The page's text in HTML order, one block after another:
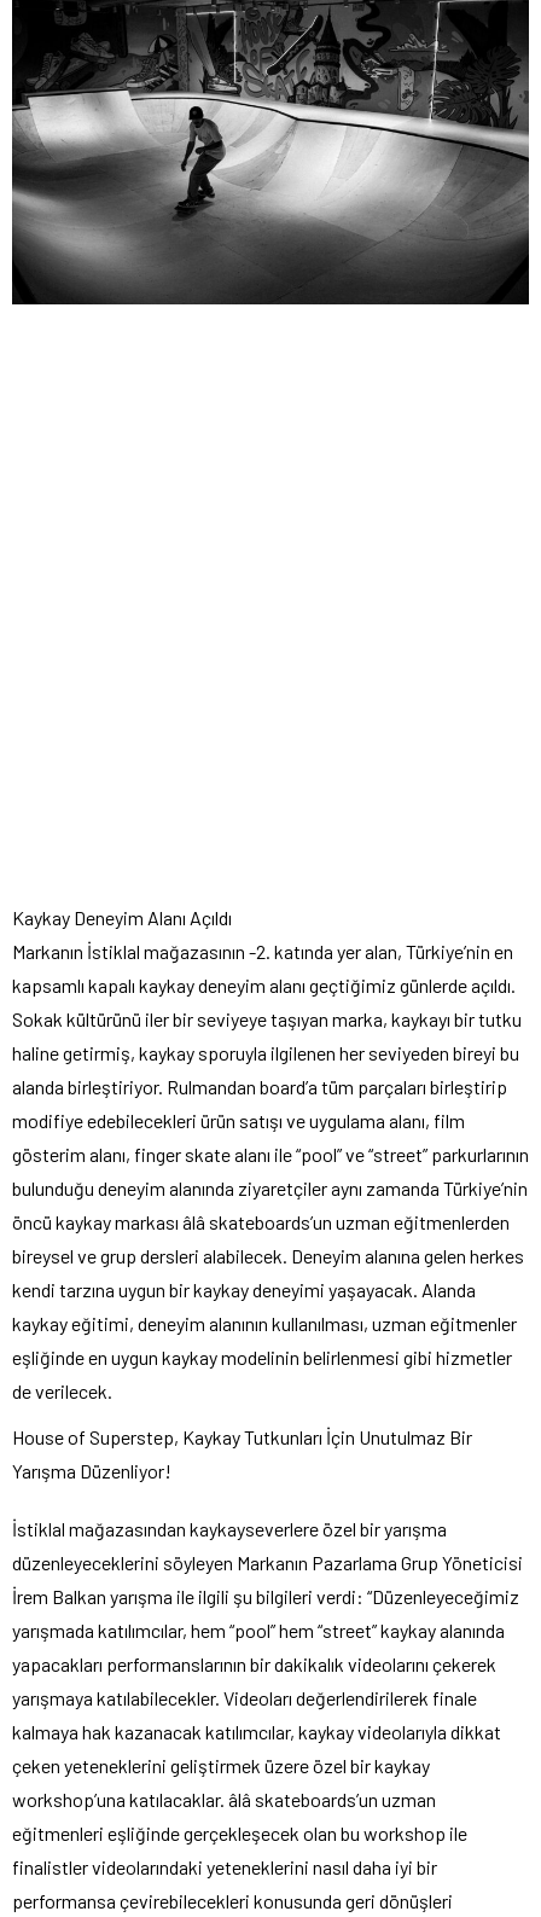
Kaykay Deneyim Alanı Açıldı
Markanın İstiklal mağazasının -2. katında yer alan, Türkiye’nin en
kapsamlı kapalı kaykay deneyim alanı geçtiğimiz günlerde açıldı.
Sokak kültürünü iler bir seviyeye taşıyan marka, kaykayı bir tutku
haline getirmiş, kaykay sporuyla ilgilenen her seviyeden bireyi bu
alanda birleştiriyor. Rulmandan board’a tüm parçaları birleştirip
modifiye edebilecekleri ürün satışı ve uygulama alanı, film
gösterim alanı, finger skate alanı ile “pool” ve “street” parkurlarının
bulunduğu deneyim alanında ziyaretçiler aynı zamanda Türkiye’nin
öncü kaykay markası âlâ skateboards’un uzman eğitmenlerden
bireysel ve grup dersleri alabilecek. Deneyim alanına gelen herkes
kendi tarzına uygun bir kaykay deneyimi yaşayacak. Alanda
kaykay eğitimi, deneyim alanının kullanılması, uzman eğitmenler
eşliğinde en uygun kaykay modelinin belirlenmesi gibi hizmetler
de verilecek.
House of Superstep, Kaykay Tutkunları İçin Unutulmaz Bir
Yarışma Düzenliyor!
İstiklal mağazasından kaykayseverlere özel bir yarışma
düzenleyeceklerini söyleyen Markanın Pazarlama Grup Yöneticisi
İrem Balkan yarışma ile ilgili şu bilgileri verdi: “Düzenleyeceğimiz
yarışmada katılımcılar, hem “pool” hem “street” kaykay alanında
yapacakları performanslarının bir dakikalık videolarını çekerek
yarışmaya katılabilecekler. Videoları değerlendirilerek finale
kalmaya hak kazanacak katılımcılar, kaykay videolarıyla dikkat
çeken yeteneklerini geliştirmek üzere özel bir kaykay
workshop’una katılacaklar. âlâ skateboards’un uzman
eğitmenleri eşliğinde gerçekleşecek olan bu workshop ile
finalistler videolarındaki yeteneklerini nasıl daha iyi bir
performansa çevirebilecekleri konusunda geri dönüşleri